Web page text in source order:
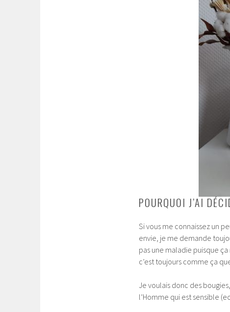
POURQUOI J’AI
Si vous me connaissez un
envie, je me demande
pas une maladie puisque
c’est toujours comme ça
Je voulais donc des
l’Homme qui est sensible